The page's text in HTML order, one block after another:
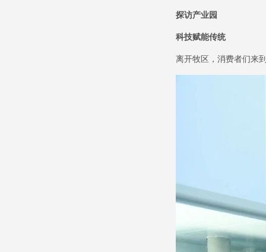
探访产业园
科技赋能传统
离开牧区，消费者们来